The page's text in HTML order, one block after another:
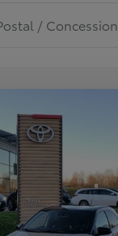
/ Concession